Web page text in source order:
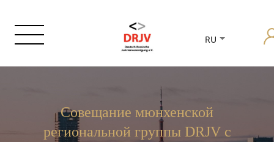
RU
Совещание мюнхенской
региональной группы DRJV с